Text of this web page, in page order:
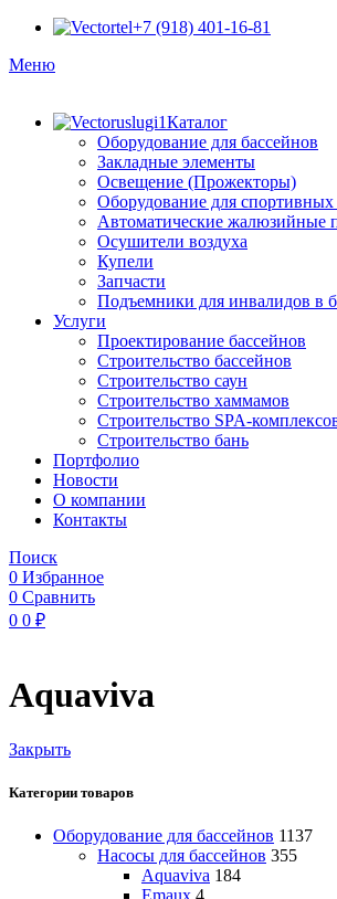
+7 (918) 401-16-81
Меню
Каталог
Оборудование для бассейнов
Закладные элементы
Освещение (Прожекторы)
Оборудование для спортивных
Автоматические жалюзийные
Осушители воздуха
Купели
Запчасти
Подъемники для инвалидов в
Услуги
Проектирование бассейнов
Строительство бассейнов
Строительство саун
Строительство хаммамов
Строительство SPA-
Строительство бань
Портфолио
Новости
O компании
Контакты
Поиск
0 Избранное
0 Сравнить
0 0 ₽
Aquaviva
Закрыть
Категории товаров
Оборудование для бассейнов 1137
Насосы для бассейнов 355
Aquaviva 184